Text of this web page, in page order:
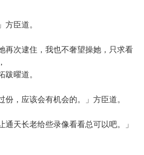
臣道。
次逮住，我也不奢望操她，只求看
跋曜道。
，应该会有机会的。」方臣道。
天长老给些录像看看总可以吧。」